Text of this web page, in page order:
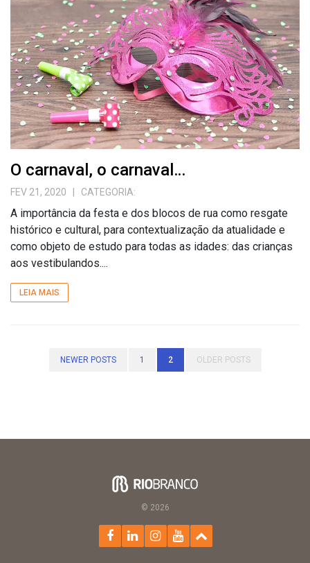
O carnaval, o carnaval…
FEV 21, 2020 | CATEGORIA:
A importância da festa e dos blocos de rua como resgate
histórico e cultural, para contextualização da atualidade e
como objeto de estudo para todas as idades: das crianças
aos vestibulandos....
LEIA MAIS
NEWER POSTS 1 2 OLDER POSTS
© 2026